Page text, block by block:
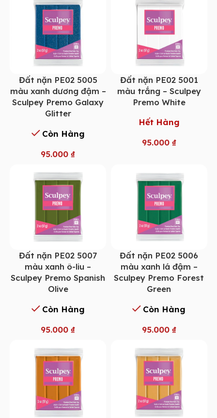
Đất nặn PE02 5005
màu xanh dương đậm –
Sculpey Premo Galaxy
Glitter
Còn Hàng
95.000 ₫
Đất nặn PE02 5001
màu trắng – Sculpey
Premo White
Hết Hàng
95.000 ₫
Đất nặn PE02 5007
màu xanh ô-liu –
Sculpey Premo Spanish
Olive
Còn Hàng
95.000 ₫
Đất nặn PE02 5006
màu xanh lá đậm –
Sculpey Premo Forest
Green
Còn Hàng
95.000 ₫